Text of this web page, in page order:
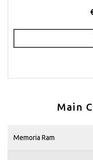
Main
Memoria Ram